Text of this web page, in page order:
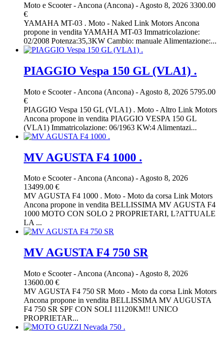
Moto e Scooter- Ancona (Ancona) - Agosto 8, 2026 3300.00
€
YAMAHA MT-03 . Moto - Naked Link Motors Ancona
propone in vendita YAMAHA MT-03 Immatricolazione:
02/2008 Potenza:35,3KW Cambio: manuale Alimentazione:...
PIAGGIO Vespa 150 GL (VLA1) .
Moto e Scooter- Ancona (Ancona) - Agosto 8, 2026 5795.00
€
PIAGGIO Vespa 150 GL (VLA1) . Moto - Altro Link Motors
Ancona propone in vendita PIAGGIO VESPA 150 GL
(VLA1) Immatricolazione: 06/1963 KW:4 Alimentazi...
MV AGUSTA F4 1000 .
Moto e Scooter-Ancona (Ancona) -Agosto 8, 2026
13499.00 €
MV AGUSTA F4 1000 . Moto - Moto da corsa Link Motors
Ancona propone in vendita BELLISSIMA MV AGUSTA F4
1000 MOTO CON SOLO 2 PROPRIETARI, L?ATTUALE
LA ...
MV AGUSTA F4 750 SR
Moto e Scooter- Ancona (Ancona) - Agosto 8, 2026
13600.00 €
MV AGUSTA F4 750 SR Moto - Moto da corsa Link Motors
Ancona propone in vendita BELLISSIMA MV AUGUSTA
F4 750 SR SPF CON SOLI 11120KM!! UNICO
PROPRIETAR...